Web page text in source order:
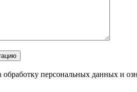
обработку персональных данных и